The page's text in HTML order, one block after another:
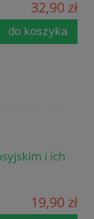
32,90 zł
do koszyka
i ich
19,90 zł